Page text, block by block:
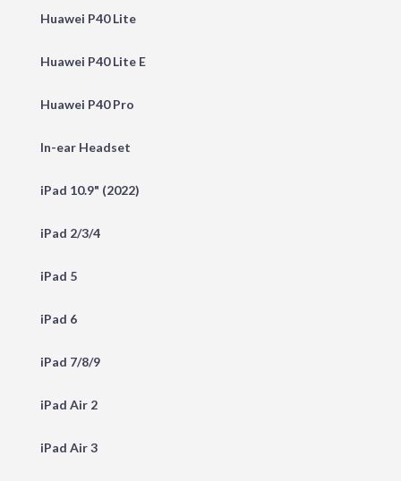
Huawei P40 Lite
Huawei P40 Lite E
Huawei P40 Pro
In-ear Headset
iPad 10.9" (2022)
iPad 2/3/4
iPad 5
iPad 6
iPad 7/8/9
iPad Air 2
iPad Air 3